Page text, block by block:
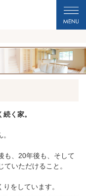
文住宅・新築戸建てを手が
てを手がける工務店なら小澤
く家。
も、20年後も、そして
いただけること。
をしています。